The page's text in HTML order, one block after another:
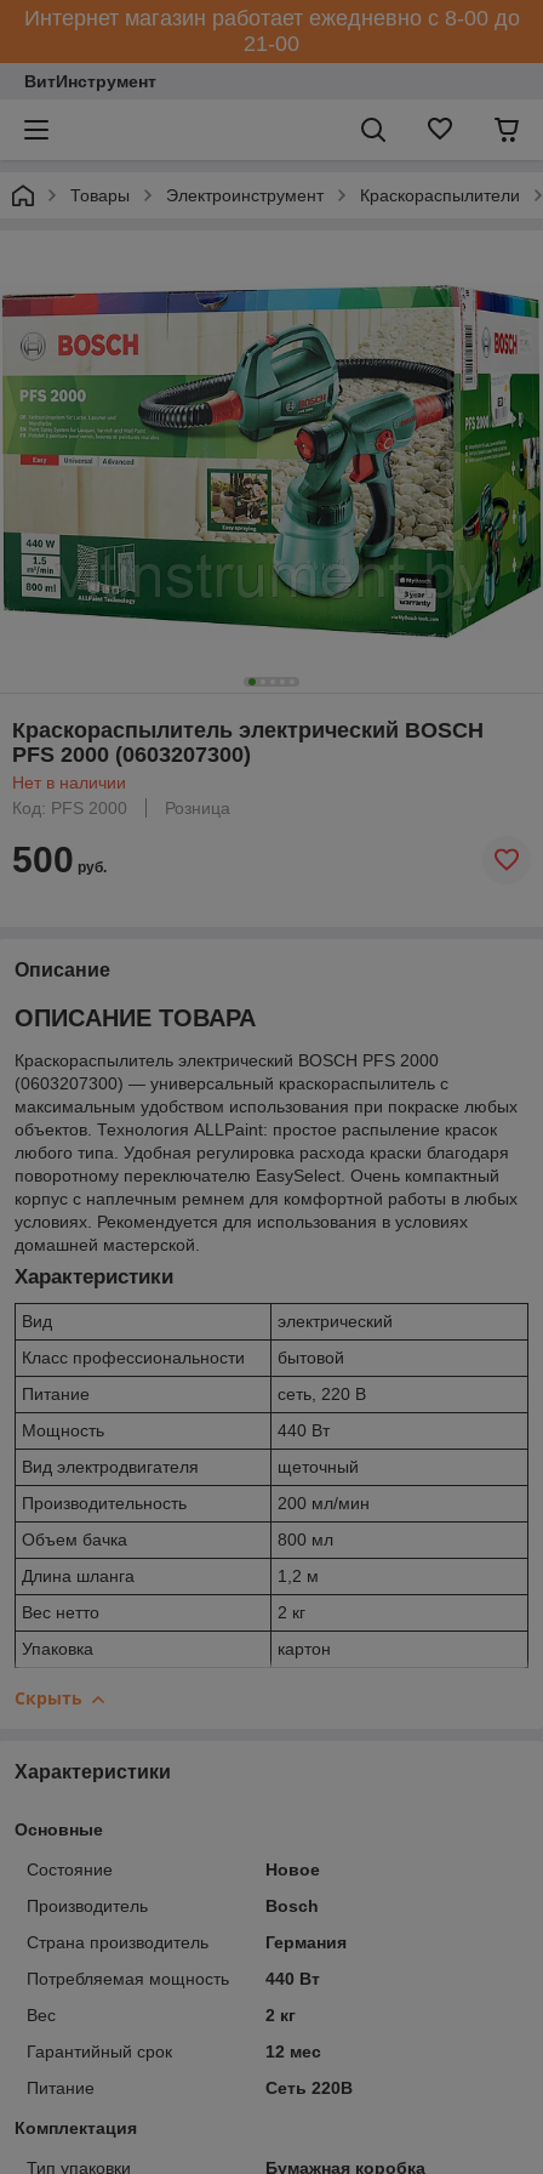
Интернет магазин работает ежедневно с 8-00 до
21-00
ВитИнструмент
Товары Электроинструмент Краскораспылители
Краскораспылитель электрический BOSCH
PFS 2000 (0603207300)
Нет в наличии
Код: PFS 2000
Розница
500 руб.
Описание
ОПИСАНИЕ ТОВАРА
Краскораспылитель электрический BOSCH PFS 2000
(0603207300) — универсальный краскораспылитель с
максимальным удобством использования при покраске любых
объектов. Технология ALLPaint: простое распыление красок
любого типа. Удобная регулировка расхода краски благодаря
поворотному переключателю EasySelect. Очень компактный
корпус с наплечным ремнем для комфортной работы в любых
условиях. Рекомендуется для использования в условиях
домашней мастерской.
Характеристики
Вид
электрический
Класс профессиональности
бытовой
Питание
сеть, 220 В
Мощность
440 Вт
Вид электродвигателя
щеточный
Производительность
200 мл/мин
Объем бачка
800 мл
Длина шланга
1,2 м
Вес нетто
2 кг
Упаковка
картон
Скрыть
Характеристики
Основные
Состояние
Новое
Производитель
Bosch
Страна производитель
Германия
Потребляемая мощность
440 Вт
Вес
2 кг
Гарантийный срок
12 мес
Питание
Сеть 220В
Комплектация
Тип упаковки Бумажная коробка